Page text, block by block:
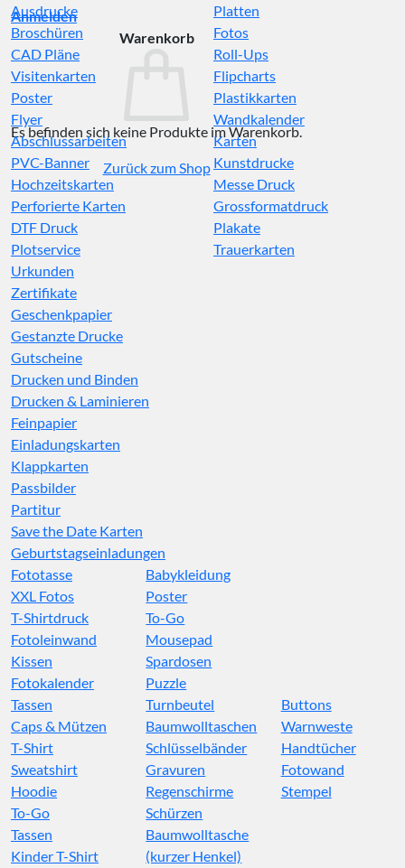
Anmelden
Warenkorb
Es befinden sich keine Produkte im Warenkorb.
Zurück zum Shop
Ausdrucke
Broschüren
CAD Pläne
Visitenkarten
Poster
Flyer
Abschlussarbeiten
PVC-Banner
Hochzeitskarten
Perforierte Karten
DTF Druck
Plotservice
Platten
Fotos
Roll-Ups
Flipcharts
Plastikkarten
Wandkalender
Karten
Kunstdrucke
Messe Druck
Grossformatdruck
Plakate
Trauerkarten
Urkunden
Zertifikate
Geschenkpapier
Gestanzte Drucke
Gutscheine
Drucken und Binden
Drucken & Laminieren
Feinpapier
Einladungskarten
Klappkarten
Passbilder
Partitur
Save the Date Karten
Geburtstagseinladungen
Fototasse
XXL Fotos
T-Shirtdruck
Fotoleinwand
Kissen
Fotokalender
Babykleidung
Poster
To-Go
Mousepad
Spardosen
Puzzle
Tassen
Caps & Mützen
T-Shirt
Sweatshirt
Hoodie
To-Go
Turnbeutel
Baumwolltaschen
Schlüsselbänder
Gravuren
Regenschirme
Schürzen
Buttons
Warnweste
Handtücher
Fotowand
Stempel
Tassen
Kinder T-Shirt
Baumwolltasche
(kurzer Henkel)